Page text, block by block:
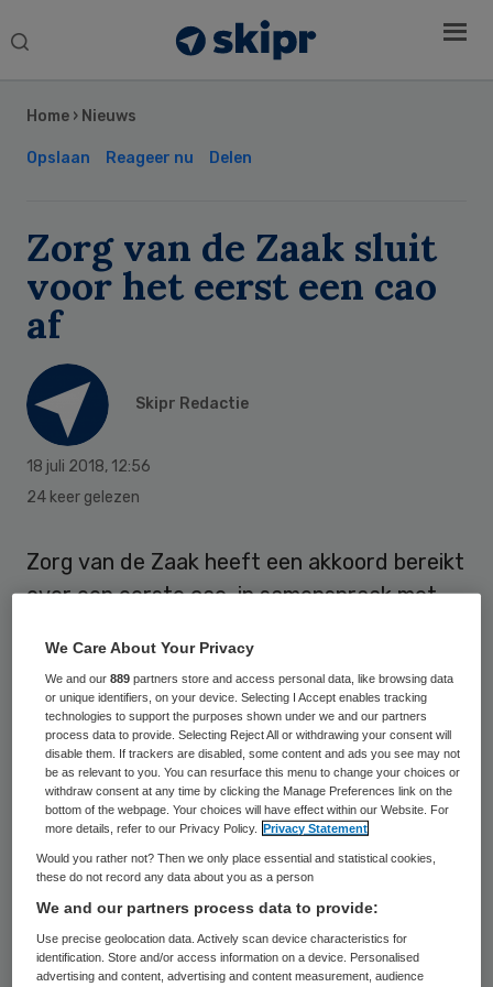
Search
Home › Nieuws
Opslaan Reageer nu Delen
Zorg van de Zaak sluit
voor het eerst een cao
af
Skipr Redactie
18 juli 2018, 12:56
24 keer gelezen
Zorg van de Zaak heeft een akkoord bereikt
over een eerste cao, in samenspraak met
en de Landelijke vereniging van artsen in
dienstverband (LAD). De nieuwe cao gaat
met terugwerkende kracht in per 1 januari
2018 met een looptijd tot 1 oktober 2019 en
vervangt de bestaande
arbeidsvoorwaardenregeling.
Peter van Maris, lid hoofddirectie Zorg van
de Zaak: “Een eigen cao is een lang
gekoesterde wens van Zorg van de Zaak,
liefst voor de hele sector maar zover is het
Sidebar
We Care About Your Privacy
We and our889 partners store and access personal data, like browsing data
or unique identifiers, on your device. Selecting I Accept enables tracking
technologies to support the purposes shown under we and our partners
process data to provide. Selecting Reject All or withdrawing your consent will
disable them. If trackers are disabled, some content and ads you see may not
be as relevant to you. You can resurface this menu to change your choices or
withdraw consent at any time by clicking the Manage Preferences link on the
bottom of the webpage. Your choices will have effect within our Website. For
more details, refer to our Privacy Policy.
Privacy Statement
Would you rather not? Then we only place essential and statistical cookies,
these do not record any data about you as a person
We and our partners process data to provide:
Use precise geolocation data. Actively scan device characteristics for
identification. Store and/or access information on a device. Personalised
advertising and content, advertising and content measurement, audience